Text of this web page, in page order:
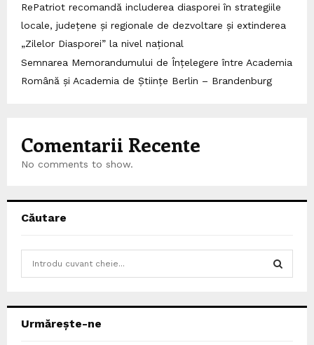
RePatriot recomandă includerea diasporei în strategiile
locale, județene și regionale de dezvoltare și extinderea
„Zilelor Diasporei” la nivel național
Semnarea Memorandumului de Înțelegere între Academia
Română și Academia de Științe Berlin – Brandenburg
Comentarii Recente
No comments to show.
Căutare
h
Urmărește-ne